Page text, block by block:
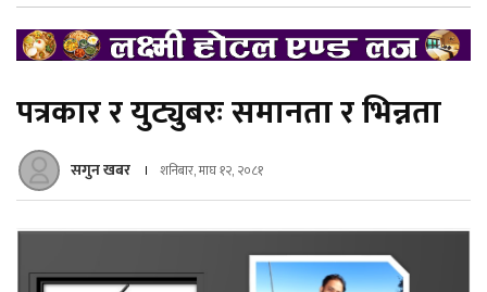
पत्रकार र युट्युबरः समानता र भिन्नता
सगुन खबर शनिबार, माघ १२, २०८१